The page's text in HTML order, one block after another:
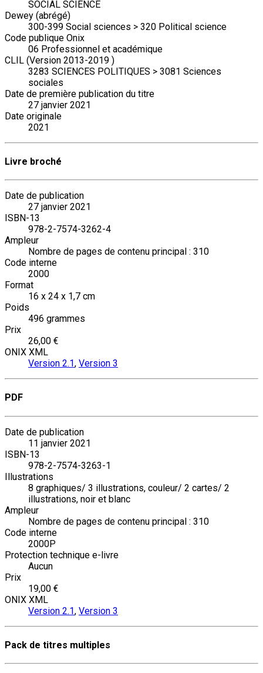
SOCIAL SCIENCE
Dewey (abrégé)
300-399 Social sciences > 320 Political science
Code publique Onix
06 Professionnel et académique
CLIL (Version 2013-2019 )
3283 SCIENCES POLITIQUES > 3081 Sciences
sociales
Date de première publication du titre
27 janvier 2021
Date originale
2021
Livre broché
Date de publication
27 janvier 2021
ISBN-13
978-2-7574-3262-4
Ampleur
Nombre de pages de contenu principal : 310
Code interne
2000
Format
16 x 24 x 1,7 cm
Poids
496 grammes
Prix
26,00 €
ONIX XML
Version 2.1, Version 3
PDF
Date de publication
11 janvier 2021
ISBN-13
978-2-7574-3263-1
Illustrations
8 graphiques/ 3 illustrations, couleur/ 2 cartes/ 2
illustrations, noir et blanc
Ampleur
Nombre de pages de contenu principal : 310
Code interne
2000P
Protection technique e-livre
Aucun
Prix
19,00 €
ONIX XML
Version 2.1, Version 3
Pack de titres multiples